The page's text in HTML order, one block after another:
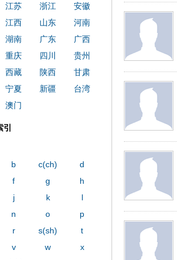
江苏 浙江
安徽
江西 山东
河南
湖南 广东
广西
重庆 四川
贵州
西藏 陕西
甘肃
宁夏 新疆
台湾
澳门
b c(ch)
d
f g
h
j k
l
n o
p
r s(sh)
t
v w
x